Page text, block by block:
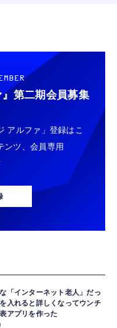
第二期会員募集
アルファ」登録はこ
ンツ、会員専用
「インターネット老人」だっ
入れると詳しくなってウンチ
アプリを作った